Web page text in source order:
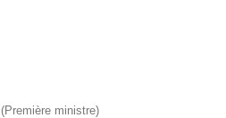
ministre)